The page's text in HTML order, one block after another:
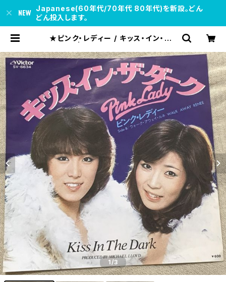
Japanese(60年代/70年代 80年代)を新設。どん
どん投入します。
★ピンク・レディー / キッス・イン・ザ・
1/3